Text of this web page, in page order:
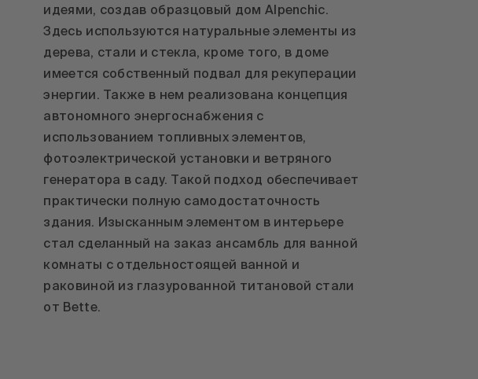
идеями, создав образцовый дом Alpenchic.
Здесь используются натуральные элементы из
дерева, стали и стекла, кроме того, в доме
имеется собственный подвал для рекуперации
энергии. Также в нем реализована концепция
автономного энергоснабжения с
использованием топливных элементов,
фотоэлектрической установки и ветряного
генератора в саду. Такой подход обеспечивает
практически полную самодостаточность
здания. Изысканным элементом в интерьере
стал сделанный на заказ ансамбль для ванной
комнаты с отдельностоящей ванной и
раковиной из глазурованной титановой стали
от Bette.